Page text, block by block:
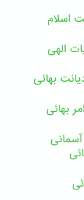
اسلام
الهی
بهائی
بهائی